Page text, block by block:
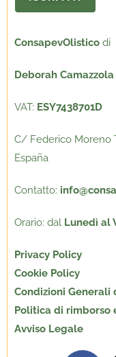
ConsapevOlistico di
Deborah Camazzola
VAT: ESY7438701D
C/ Federico Moreno
España
Contatto:
Orario: dal Lunedì al
Privacy Policy
Cookie Policy
Condizioni Generali
Politica di rimborso
Avviso Legale